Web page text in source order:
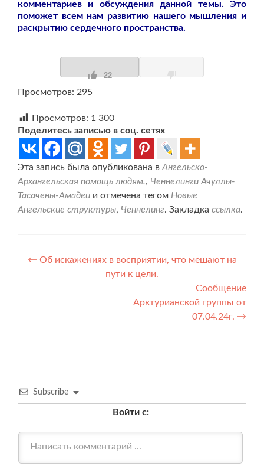
комментариев и обсуждения данной темы. Это
поможет всем нам развитию нашего мышления и
раскрытию сердечного пространства.
22
Просмотров: 295
Просмотров: 1 300
Поделитесь записью в соц. сетях
Эта запись была опубликована в Ангельско-
Архангельская помощь людям., Ченнелинги Ачуллы-
Тасачены-Амадеи и отмечена тегом Новые
Ангельские структуры, Ченнелинг. Закладка ссылка.
Навигация
← Об искажениях в восприятии, что мешают на
пути к цели.
Сообщение
Арктурианской группы от
07.04.24г. →
Subscribe
Войти с: